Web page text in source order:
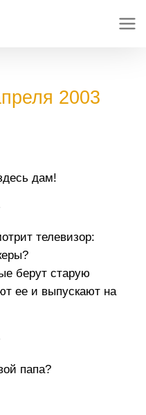
2003
дам!
телевизор:
берут старую
ее и выпускают на
папа?